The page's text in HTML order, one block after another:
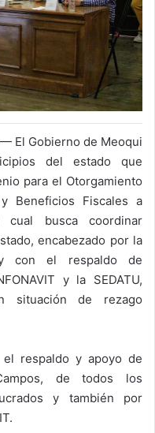
El Gobierno de Meoqui
del estado que
para el Otorgamiento
Beneficios Fiscales a
busca coordinar
encabezado por la
y con el respaldo de
y la SEDATU,
situación de rezago
el respaldo y apoyo de
de todos los
y también por